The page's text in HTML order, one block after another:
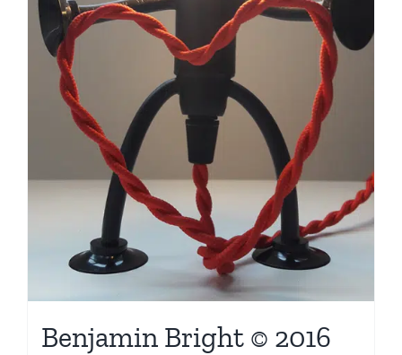
Benjamin Bright © 2016